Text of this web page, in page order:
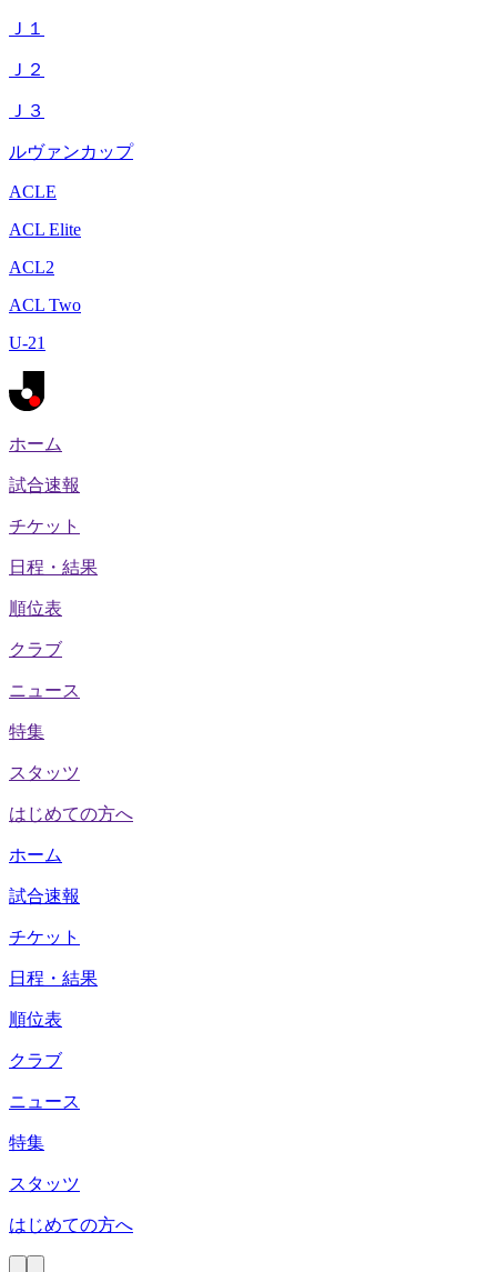
Ｊ１
Ｊ２
Ｊ３
ルヴァンカップ
ACLE
ACL Elite
ACL2
ACL Two
U-21
ホーム
試合速報
チケット
日程・結果
順位表
クラブ
ニュース
特集
スタッツ
はじめての方へ
ホーム
試合速報
チケット
日程・結果
順位表
クラブ
ニュース
特集
スタッツ
はじめての方へ